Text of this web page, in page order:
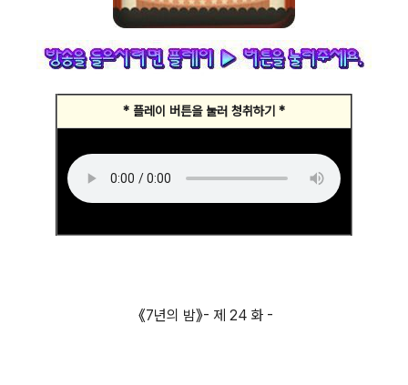
* 플레이 버튼을 눌러 청취하기 *
《7년의 밤》- 제 24 화 -